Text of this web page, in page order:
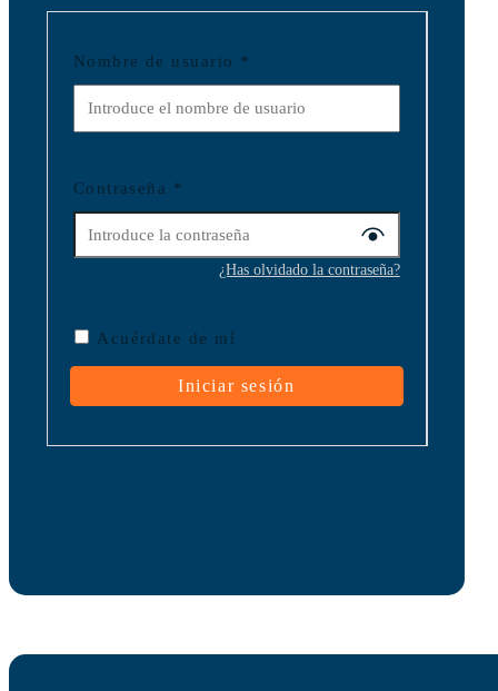
Nombre de usuario *
Contraseña *
¿Has olvidado la contraseña?
Acuérdate de mí